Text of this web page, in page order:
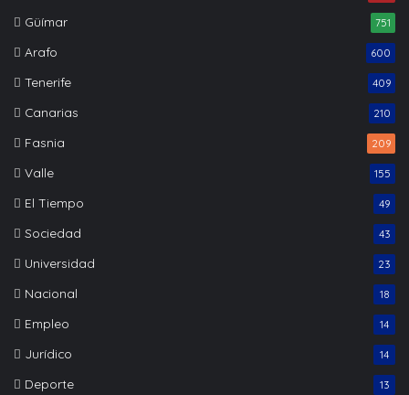
Güímar 751
Arafo 600
Tenerife 409
Canarias 210
Fasnia 209
Valle 155
El Tiempo 49
Sociedad 43
Universidad 23
Nacional 18
Empleo 14
Jurídico 14
Deporte 13